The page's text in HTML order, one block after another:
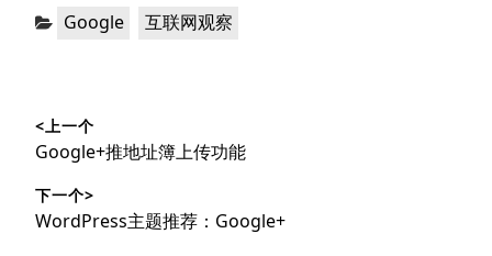
分
Google ，
互联网观察
章
导
航
<上一个
上
文
章：
Google+推地址簿上传功能
下一个>
下
WordPress主题推荐：Google+